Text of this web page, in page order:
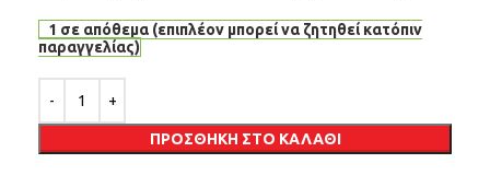
1 σε απόθεμα (επιπλέον μπορεί να ζητηθεί κατόπιν
παραγγελίας)
ΠΡΟΣΘΉΚΗ ΣΤΟ ΚΑΛΆΘΙ